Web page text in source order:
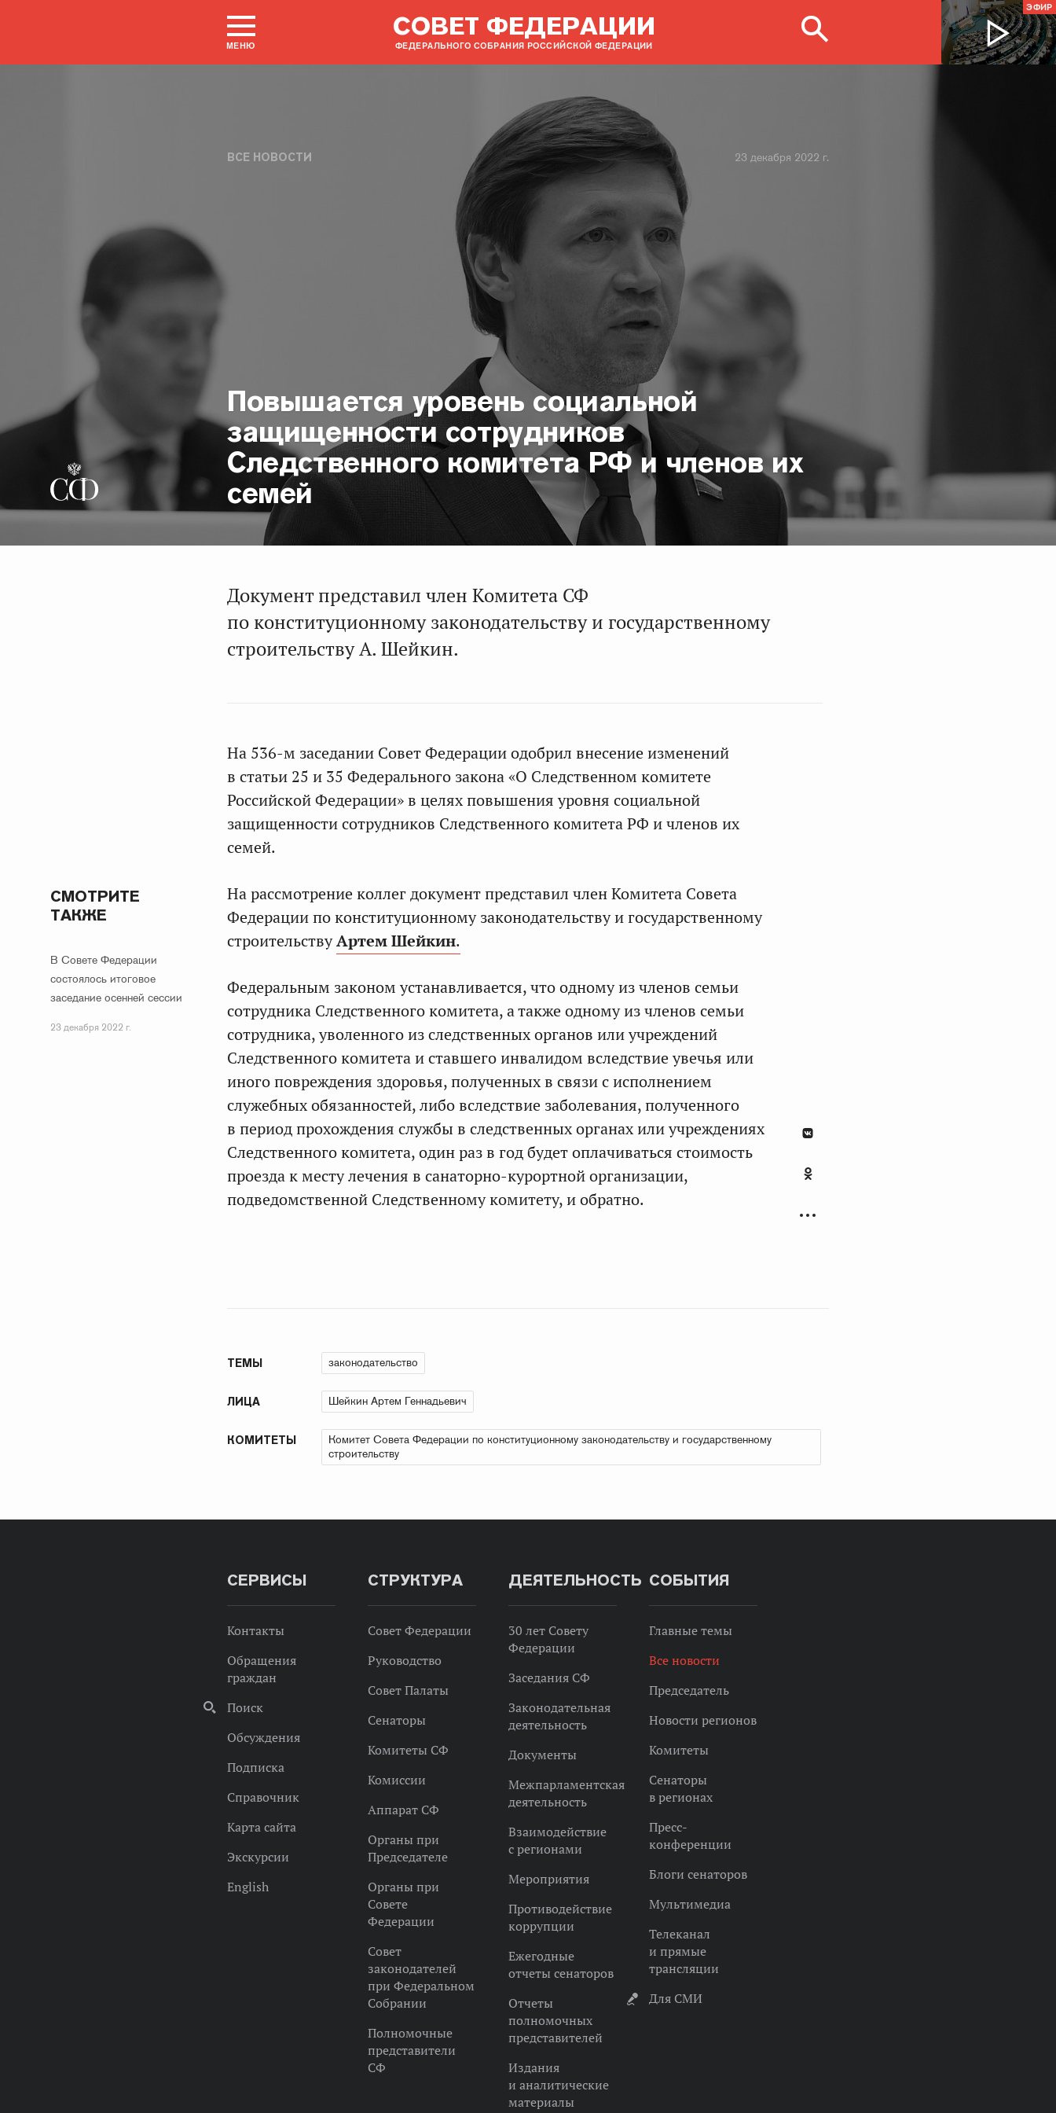
МЕНЮ
СОВЕТ ФЕДЕРАЦИИ
ФЕДЕРАЛЬНОГО СОБРАНИЯ РОССИЙСКОЙ ФЕДЕРАЦИИ
ЭФИР
ВСЕ НОВОСТИ
Повышается уровень социальной
защищенности сотрудников
Следственного комитета РФ и членов их
семей
23 декабря 2022 г.
Документ представил член Комитета СФ
по конституционному законодательству и государственному
строительству А. Шейкин.
На 536-м заседании Совет Федерации одобрил внесение изменений
в статьи 25 и 35 Федерального закона «О Следственном комитете
Российской Федерации» в целях повышения уровня социальной
защищенности сотрудников Следственного комитета РФ и членов их
семей.
СМОТРИТЕ
ТАКЖЕ
В Совете Федерации
состоялось итоговое
заседание осенней сессии
23 декабря 2022 г.
На рассмотрение коллег документ представил член Комитета Совета
Федерации по конституционному законодательству и государственному
строительствуАртем Шейкин.
Федеральным законом устанавливается, что одному из членов семьи
сотрудника Следственного комитета, а также одному из членов семьи
сотрудника, уволенного из следственных органов или учреждений
Следственного комитета и ставшего инвалидом вследствие увечья или
иного повреждения здоровья, полученных в связи с исполнением
служебных обязанностей, либо вследствие заболевания, полученного
в период прохождения службы в следственных органах или учреждениях
Следственного комитета, один раз в год будет оплачиваться стоимость
проезда к месту лечения в санаторно-курортной организации,
подведомственной Следственному комитету, и обратно.
ТЕМЫ законодательство
ЛИЦА Шейкин Артем Геннадьевич
КОМИТЕТЫ
Комитет Совета Федерации по конституционному законодательству и государственному
строительству
СЕРВИСЫ
Контакты
Обращения
граждан
Поиск
Обсуждения
Подписка
Справочник
Карта сайта
Экскурсии
English
СТРУКТУРА
Совет Федерации
Руководство
Совет Палаты
Сенаторы
Комитеты СФ
Комиссии
Аппарат СФ
Органы при
Председателе
Органы при
Совете
Федерации
Совет
законодателей
при Федеральном
Собрании
Полномочные
представители
СФ
ДЕЯТЕЛЬНОСТЬ
30 лет Совету
Федерации
Заседания СФ
Законодательная
деятельность
Документы
Межпарламентская
деятельность
Взаимодействие
с регионами
Мероприятия
Противодействие
коррупции
Ежегодные
отчеты сенаторов
Отчеты
полномочных
представителей
Издания
и аналитические
материалы
СОБЫТИЯ
Главные темы
Все новости
Председатель
Новости регионов
Комитеты
Сенаторы
в регионах
Пресс-
конференции
Блоги сенаторов
Мультимедиа
Телеканал
и прямые
трансляции
Для СМИ